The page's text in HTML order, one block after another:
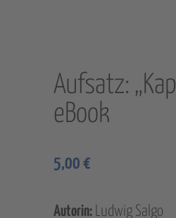
Aufsatz:
eBook
5,00 €
Autorin:Ludwig Salgo